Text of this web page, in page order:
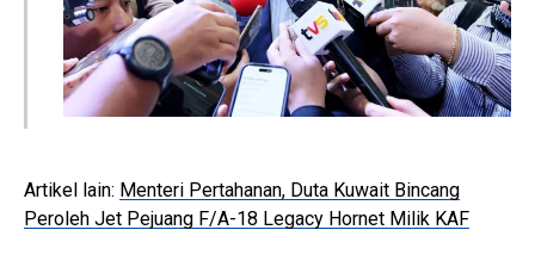
Artikel lain: Menteri Pertahanan, Duta Kuwait Bincang
Peroleh Jet Pejuang F/A-18 Legacy Hornet Milik KAF